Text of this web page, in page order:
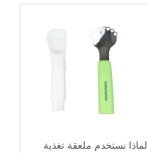
لماذا نستخدم ملعقة تغذية